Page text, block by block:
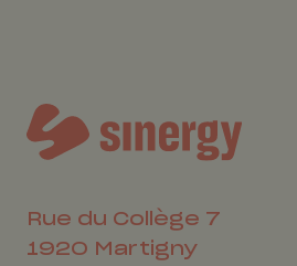
Rue du Collège 7
1920
Martigny